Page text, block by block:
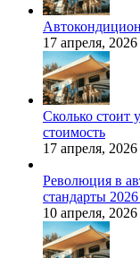
17 апреля, 2026
Сколько стоит
стоимость
17 апреля, 2026
Революция в
стандарты 2026
10 апреля, 2026